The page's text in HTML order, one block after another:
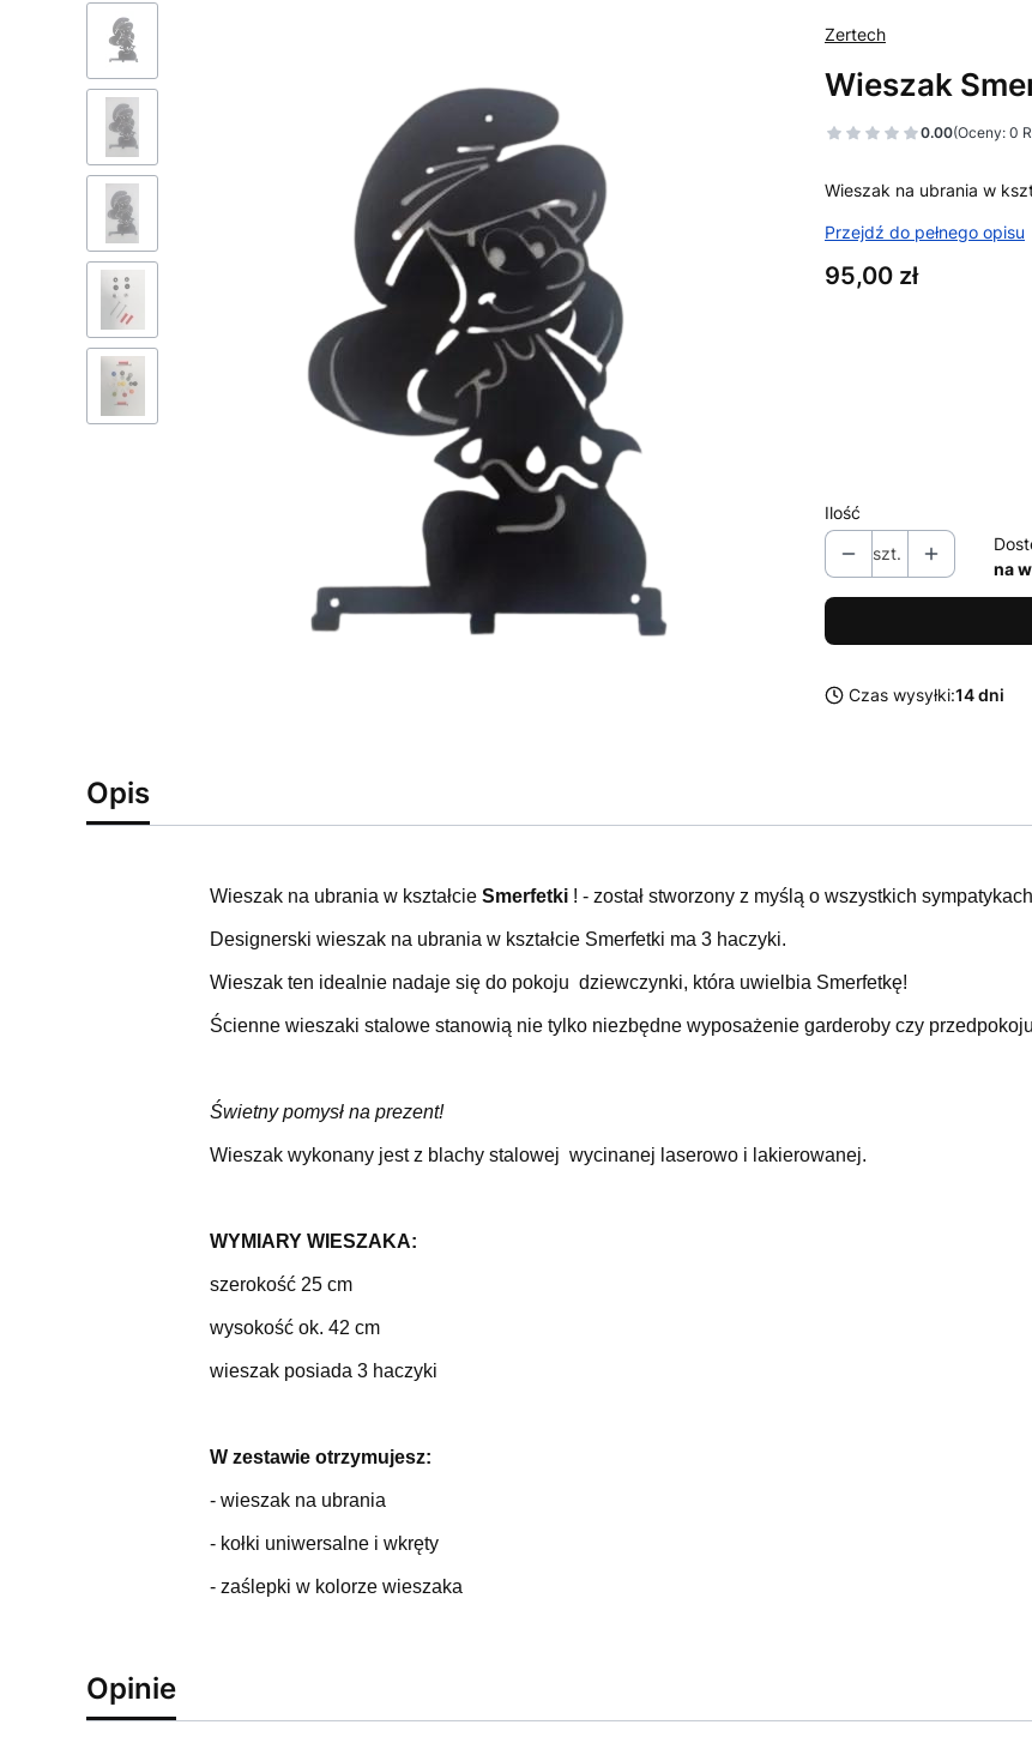
Zertech
Wieszak
0.00(Oceny: 0
Wieszak na ubrania w
Przejdź do pełnego opisu
Cena
95,00 zł
Poszczególne warianty
Ilość
szt.
na
Czas wysyłki:14 dni
Opis
Wieszak na ubrania w kształcie Smerfetki! - został stworzony z myślą o wszystkich
Designerski wieszak na ubrania w kształcie Smerfetki ma 3 haczyki.
Wieszak ten idealnie nadaje się do pokoju dziewczynki, która uwielbia Smerfetkę!
Ścienne wieszaki stalowe stanowią nie tylko niezbędne wyposażenie garderoby czy
Świetny pomysł na prezent!
Wieszak wykonany jest z blachy stalowej wycinanej laserowo i lakierowanej.
WYMIARY WIESZAKA:
szerokość 25 cm
wysokość ok. 42 cm
wieszak posiada 3 haczyki
W zestawie otrzymujesz:
- wieszak na ubrania
- kołki uniwersalne i wkręty
- zaślepki w kolorze wieszaka
Opinie